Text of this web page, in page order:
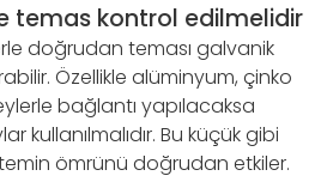
temas kontrol edilmelidir
doğrudan teması galvanik
Özellikle alüminyum, çinko
bağlantı yapılacaksa
kullanılmalıdır. Bu küçük gibi
ömrünü doğrudan etkiler.